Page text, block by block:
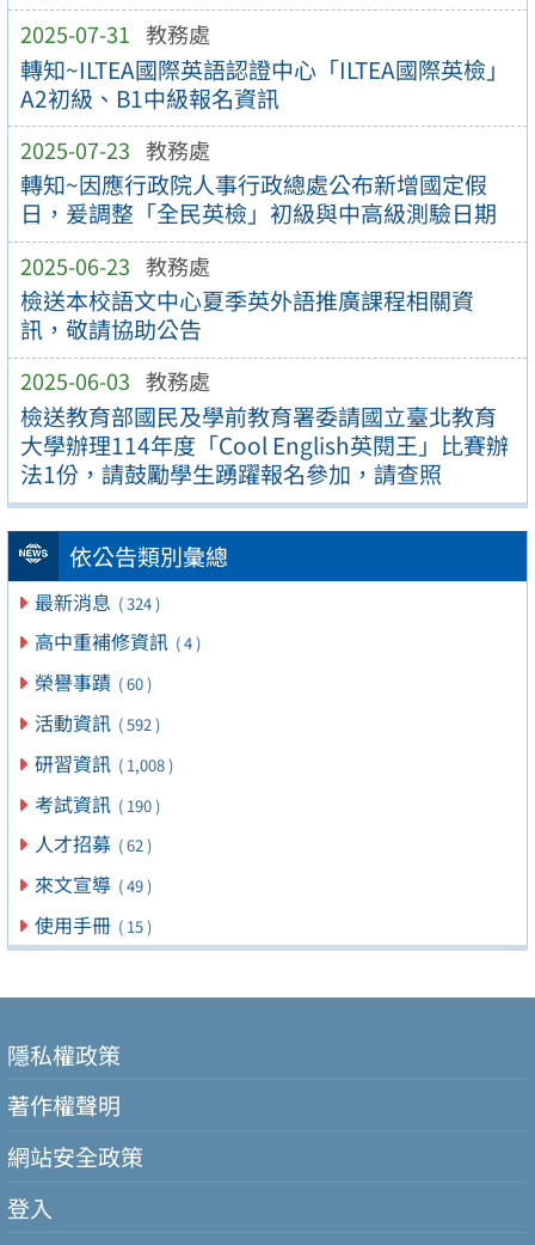
2025-07-31 教務處
轉知~ILTEA國際英語認證中心「ILTEA國際英檢」
A2初級、B1中級報名資訊
2025-07-23 教務處
轉知~因應行政院人事行政總處公布新增國定假
日，爰調整「全民英檢」初級與中高級測驗日期
2025-06-23 教務處
檢送本校語文中心夏季英外語推廣課程相關資
訊，敬請協助公告
2025-06-03 教務處
檢送教育部國民及學前教育署委請國立臺北教育
大學辦理114年度「Cool English英閱王」比賽辦
法1份，請鼓勵學生踴躍報名參加，請查照
依公告類別彙總
最新消息 ( 324 )
高中重補修資訊 ( 4 )
榮譽事蹟 ( 60 )
活動資訊 ( 592 )
研習資訊 ( 1,008 )
考試資訊 ( 190 )
人才招募 ( 62 )
來文宣導 ( 49 )
使用手冊 ( 15 )
隱私權政策
著作權聲明
網站安全政策
登入